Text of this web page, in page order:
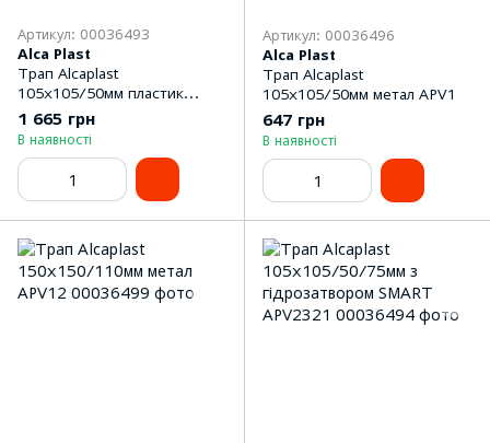
Артикул: 00036493
Alca Plast
Трап Alcaplast
105x105/50мм пластик
APV2324
1 665 грн
В наявності
Артикул: 00036496
Alca Plast
Трап Alcaplast
105x105/50мм метал APV1
647 грн
В наявності